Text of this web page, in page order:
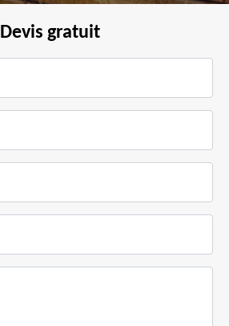
Devis gratuit